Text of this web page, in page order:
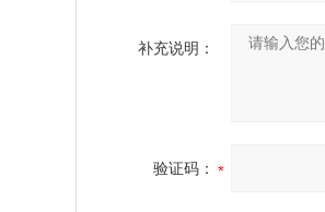
补充说明：
验证码：